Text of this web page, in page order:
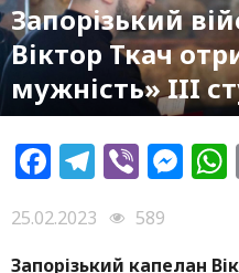
Запорізький
Віктор Ткач
мужність» III
Facebook
Viber
25.02.2023
589
Запорізький капелан